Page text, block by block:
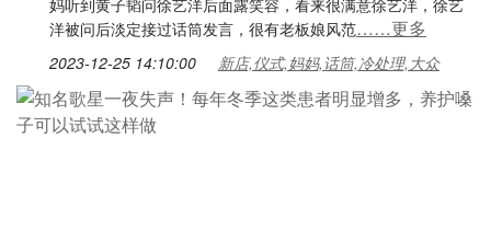
妈听到黄子韬问徐艺洋后面露笑容，看来很满意徐艺洋，徐艺
洋被问后淡定接过话筒发言，很有老板娘风范……更多
2023-12-25 14:10:00 新店,仪式,妈妈,话筒,冷处理,大众